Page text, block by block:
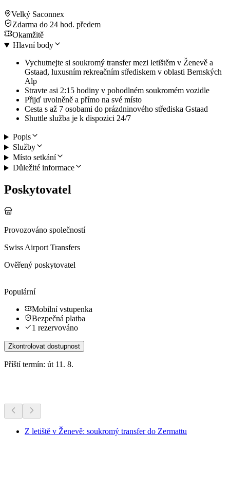
Velký Saconnex
Zdarma do 24 hod. předem
Okamžitě
Hlavní body
Vychutnejte si soukromý transfer mezi letištěm v Ženevě a
Gstaad, luxusním rekreačním střediskem v oblasti Bernských
Alp
Stravte asi 2:15 hodiny v pohodlném soukromém vozidle
Přijď uvolněně a přímo na své místo
Cesta s až 7 osobami do prázdninového střediska Gstaad
Shuttle služba je k dispozici 24/7
Popis
Služby
Místo setkání
Důležité informace
Poskytovatel
Provozováno společností
Swiss Airport Transfers
Ověřený poskytovatel
Populární
Mobilní vstupenka
Bezpečná platba
1 rezervováno
Zkontrolovat dostupnost
Příští termín: út 11. 8.
Z letiště v Ženevě: soukromý transfer do Zermattu